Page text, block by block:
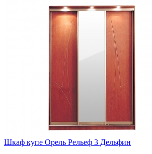
Шкаф купе Орель Рельеф 3 Дельфин